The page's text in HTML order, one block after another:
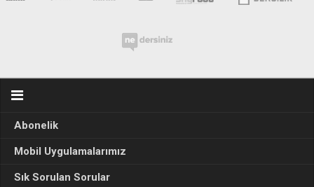
Abonelik
Mobil Uygulamalarımız
Sık Sorulan Sorular